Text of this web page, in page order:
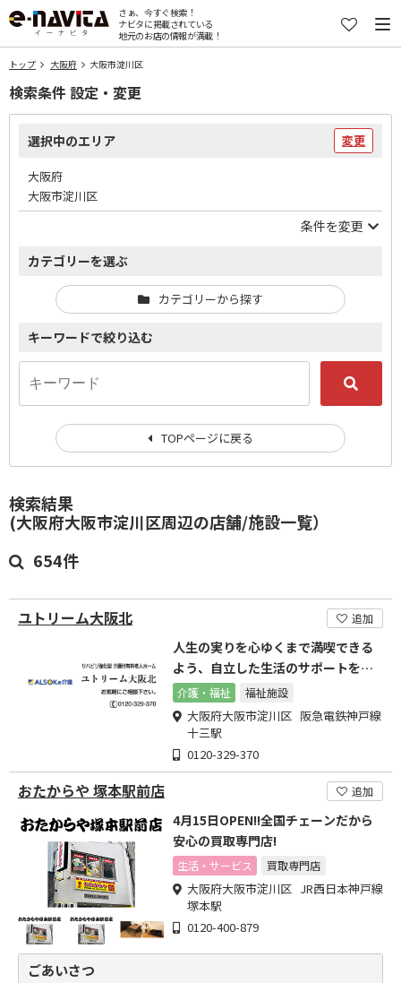
さぁ、今すぐ検索！
ナビタに掲載されている
地元のお店の情報が満載！
トップ 大阪府 大阪市淀川区
検索結果
(大阪府大阪市淀川区周辺の店舗/施設一覧）
654件
ユトリーム大阪北 追加
人生の実りを心ゆくまで満喫できる
よう、自立した生活のサポートを行
います
介護・福祉 福祉施設
大阪府大阪市淀川区 阪急電鉄神戸線
十三駅
0120-329-370
おたからや 塚本駅前店 追加
4月15日OPEN!!全国チェーンだから
安心の買取専門店!
生活・サービス 買取専門店
大阪府大阪市淀川区 JR西日本神戸線
塚本駅
0120-400-879
ごあいさつ
検索条件 設定・変更
選択中のエリア 変更
大阪府
大阪市淀川区
条件を変更
カテゴリーを選ぶ
カテゴリーから探す
キーワードで絞り込む
TOPページに戻る